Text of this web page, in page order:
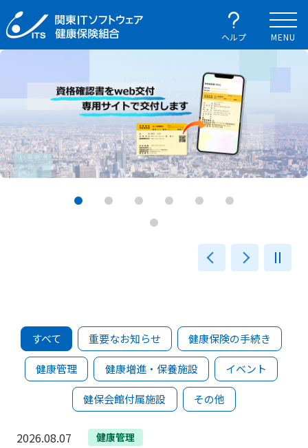
ヘルプ MENU
前へ 次へ
すべて 重要なお知らせ 健康保険の手続き
健康管理 健康増進・保養施設 イベント
健保会館付属施設 その他
2026.08.07 健康管理